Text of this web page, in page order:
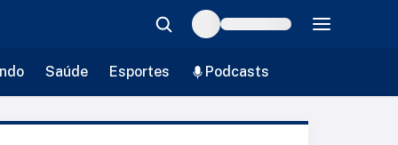
Saúde Esportes Podcasts